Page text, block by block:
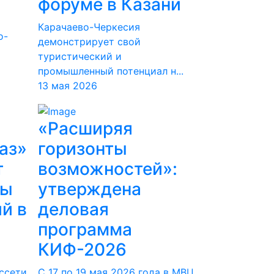
форуме в Казани
Карачаево-Черкесия
демонстрирует свой
туристический и
промышленный потенциал н...
13 мая 2026
в
«Расширяя
горизонты
возможностей»:
утверждена
деловая
программа
КИФ-2026